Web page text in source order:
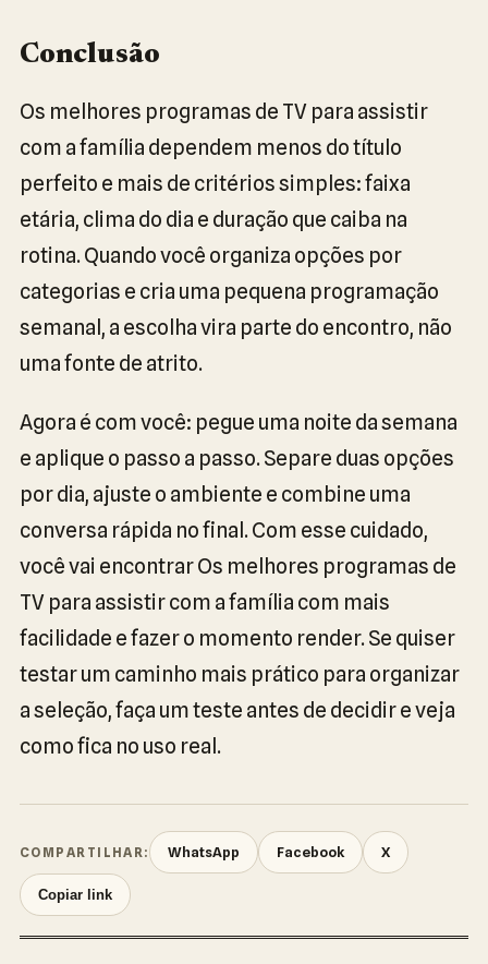
Conclusão
Os melhores programas de TV para assistir
com a família dependem menos do título
perfeito e mais de critérios simples: faixa
etária, clima do dia e duração que caiba na
rotina. Quando você organiza opções por
categorias e cria uma pequena programação
semanal, a escolha vira parte do encontro, não
uma fonte de atrito.
Agora é com você: pegue uma noite da semana
e aplique o passo a passo. Separe duas opções
por dia, ajuste o ambiente e combine uma
conversa rápida no final. Com esse cuidado,
você vai encontrar Os melhores programas de
TV para assistir com a família com mais
facilidade e fazer o momento render. Se quiser
testar um caminho mais prático para organizar
a seleção, faça um teste antes de decidir e veja
como fica no uso real.
COMPARTILHAR: WhatsApp Facebook X
Copiar link